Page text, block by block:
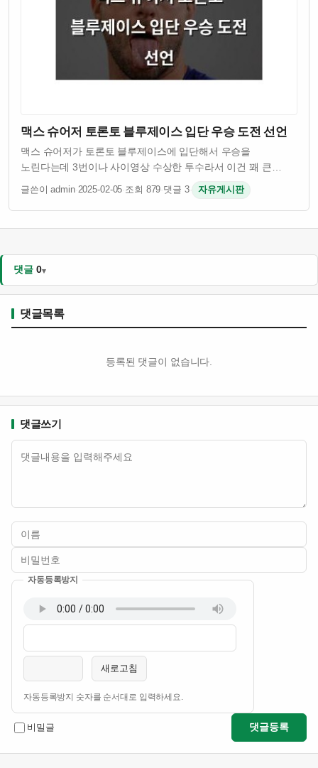
맥스 슈어저 토론토 블루제이스 입단 우승 도전 선언
맥스 슈어저가 토론토 블루제이스에 입단해서 우승을
노린다는데 3번이나 사이영상 수상한 투수라서 이건 꽤 큰
이슈임 그런데 슈어저 나이 41살인데도 불구하고 여전히
경기력이 괜찮은 걸로 알려져 있음 토론토 입장에서는 유명
투수를 영입해서 팀 전력을 보강하려는 의도인 듯 …
글쓴이 admin·2025-02-05·조회 879·댓글 3· 자유게시판
댓글 0
댓글목록
등록된 댓글이 없습니다.
댓글쓰기
이름필수
비밀번호필수
자동등록방지
새로고침
자동등록방지 숫자를 순서대로 입력하세요.
비밀글 댓글등록